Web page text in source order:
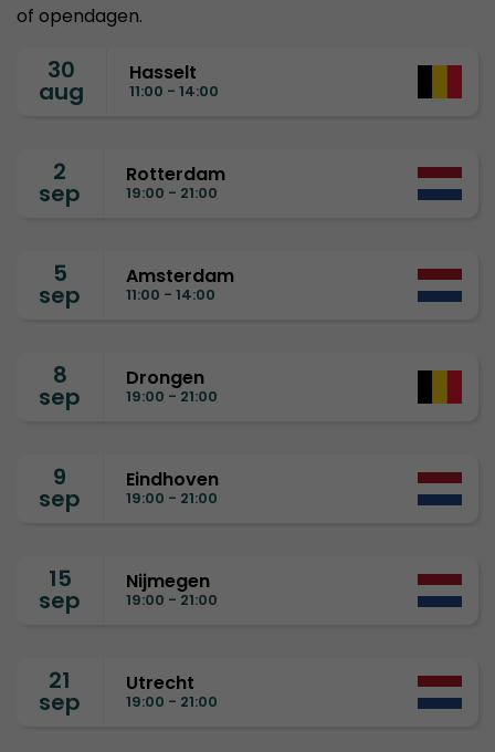
of opendagen.
30
aug
Hasselt
11:00 - 14:00
2
sep
Rotterdam
19:00 - 21:00
5
sep
Amsterdam
11:00 - 14:00
8
sep
Drongen
19:00 - 21:00
9
sep
Eindhoven
19:00 - 21:00
15
sep
Nijmegen
19:00 - 21:00
21
sep
Utrecht
19:00 - 21:00